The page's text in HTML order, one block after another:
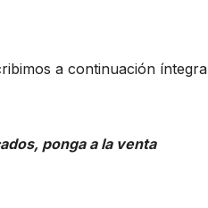
a continuación íntegra
ponga a la venta